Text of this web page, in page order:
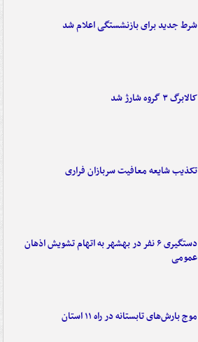
شرط جدید برای بازنشستگی اعلام شد
کالابرگ ۳ گروه شارژ شد
تکذیب شایعه معافیت سربازان فراری
دستگیری ۶ نفر در بهشهر به اتهام تشویش اذهان
عمومی
موج بارش‌های تابستانه در راه ۱۱ استان